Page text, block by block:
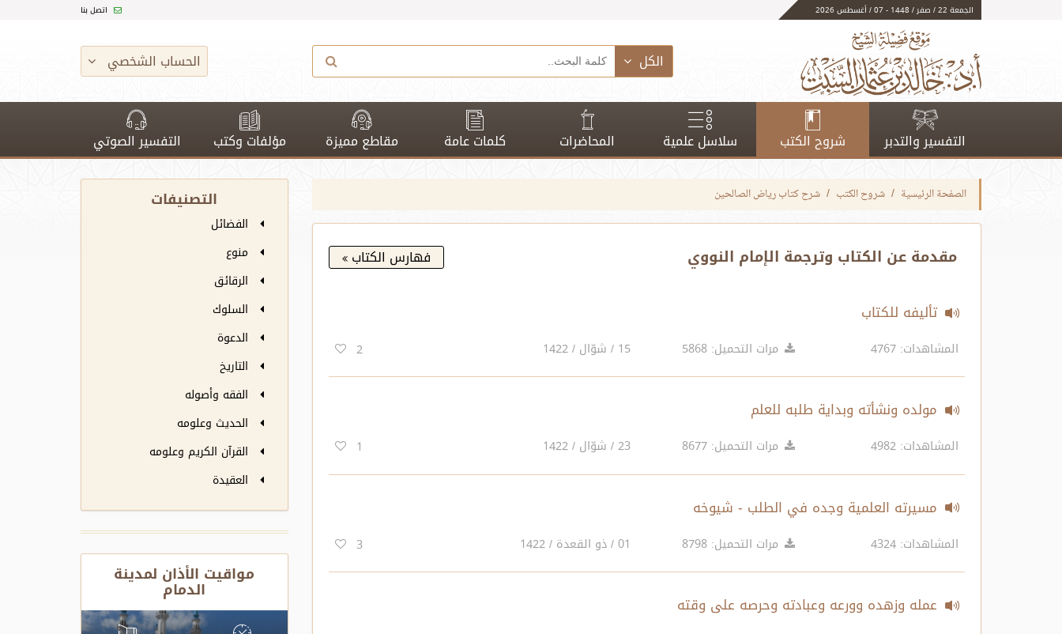
الجمعة 22 / صفر / 1448 - 07 / أغسطس 2026 اتصل بنا
الكل الحساب الشخصي
التفسير والتدبر شروح الكتب سلاسل علمية المحاضرات كلمات عامة مقاطع مميزة مؤلفات وكتب التفسير الصوتي
الصفحة الرئيسية شروح الكتب شرح كتاب رياض الصالحين
مقدمة عن الكتاب وترجمة الإمام النووي فهارس الكتاب
تأليفه للكتاب
المشاهدات: 4767 مرات التحميل: 5868 15 / شوّال / 1422 2
مولده ونشأته وبداية طلبه للعلم
المشاهدات: 4982 مرات التحميل: 8677 23 / شوّال / 1422 1
مسيرته العلمية وجده في الطلب - شيوخه
المشاهدات: 4324 مرات التحميل: 8798 01 / ذو القعدة / 1422 3
عمله وزهده وورعه وعبادته وحرصه على وقته
التصنيفات
الفضائل
منوع
الرقائق
السلوك
الدعوة
التاريخ
الفقه وأصوله
الحديث وعلومه
القرآن الكريم وعلومه
العقيدة
مواقيت الأذان لمدينة
الدمام